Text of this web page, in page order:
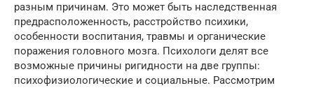
разным причинам. Это может быть наследственная
предрасположенность, расстройство психики,
особенности воспитания, травмы и органические
поражения головного мозга. Психологи делят все
возможные причины ригидности на две группы:
психофизиологические и социальные. Рассмотрим